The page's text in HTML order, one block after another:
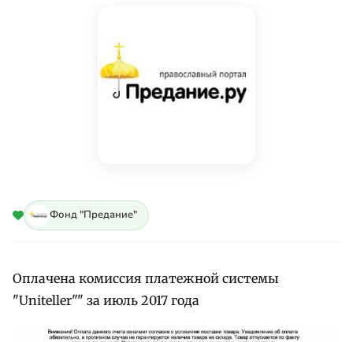
Фонд "Предание"
Оплачена комиссия платежной системы
"Uniteller"" за июль 2017 года